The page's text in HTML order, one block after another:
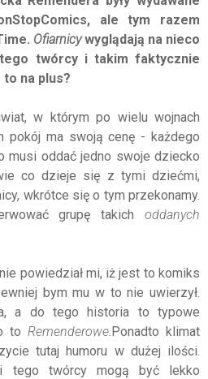
ale tym razem
Ofiarnicywyglądają na nieco
twórcy i takim faktycznie
to na plus?
w którym po wielu wojnach
pokój ma swoją cenę - każdego
musi oddać jedno swoje dziecko
co dzieje się z tymi dziećmi,
wkrótce się o tym przekonamy.
grupę takich oddanych
powiedział mi, iż jest to komiks
bym mu w to nie uwierzył.
a do tego historia to typowe
toRemenderowe .Ponadto klimat
tutaj humoru w dużej ilości.
tego twórcy mogą być lekko